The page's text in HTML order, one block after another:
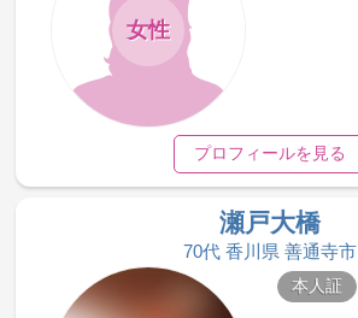
女性
プロフィールを見る
瀬戸大橋
70代 香川県 善通寺市
本人証